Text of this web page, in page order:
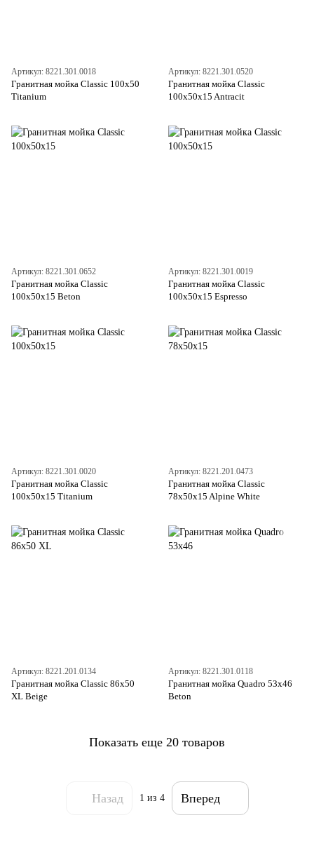
Артикул: 8221.301.0018
Гранитная мойка Classic 100x50
Titanium
Артикул: 8221.301.0520
Гранитная мойка Classic
100x50x15 Antracit
Артикул: 8221.301.0652
Гранитная мойка Classic
100x50x15 Beton
Артикул: 8221.301.0019
Гранитная мойка Classic
100x50x15 Espresso
Артикул: 8221.301.0020
Гранитная мойка Classic
100x50x15 Titanium
Артикул: 8221.201.0473
Гранитная мойка Classic
78x50x15 Alpine White
Артикул: 8221.201.0134
Гранитная мойка Classic 86x50
XL Beige
Артикул: 8221.301.0118
Гранитная мойка Quadro 53x46
Beton
Показать еще 20 товаров
Назад 1 из 4 Вперед